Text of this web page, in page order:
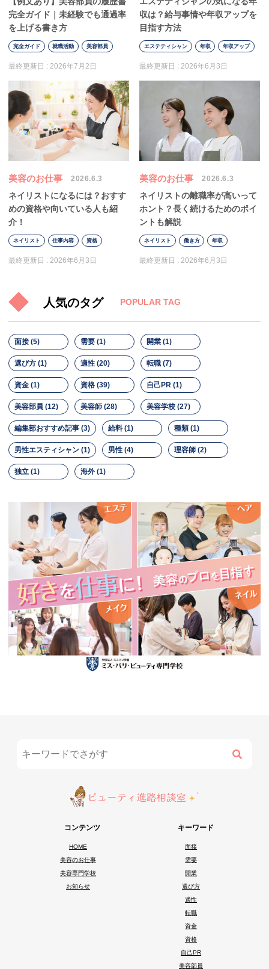
完全ガイド｜未経験でも通過率
を上げる書き方
完全ガイド 就職活動 美容部員
最終更新日 : 2026年7月2日
収は？給与事情や年収アップを
目指す方法
エステティシャン 年収 年収アップ
最終更新日 :2026年6月3日
美容のお仕事 2026.6.3
ネイリストになるには？おすす
めの資格や向いている人も紹
介！
ネイリスト 仕事内容 資格
最終更新日 : 2026年6月3日
美容のお仕事 2026.6.3
ネイリストの離職率が高いって
ホント？長く続けるためのポイ
ントも解説
ネイリスト 働き方 年収
最終更新日 :2026年6月3日
人気のタグ POPULAR TAG
面接 (5) 需要 (1) 開業 (1)
選び方 (1) 適性 (20) 転職 (7)
資金 (1) 資格 (39) 自己PR (1)
美容部員 (12) 美容師 (28) 美容学校 (27)
編集部おすすめ記事 (3) 給料 (1) 種類 (1)
男性エスティシャン (1) 男性 (4) 理容師 (2)
独立 (1) 海外 (1)
コンテンツ
HOME
美容のお仕事
美容専門学校
お知らせ
キーワード
面接
需要
開業
選び方
適性
転職
資金
資格
自己PR
美容部員